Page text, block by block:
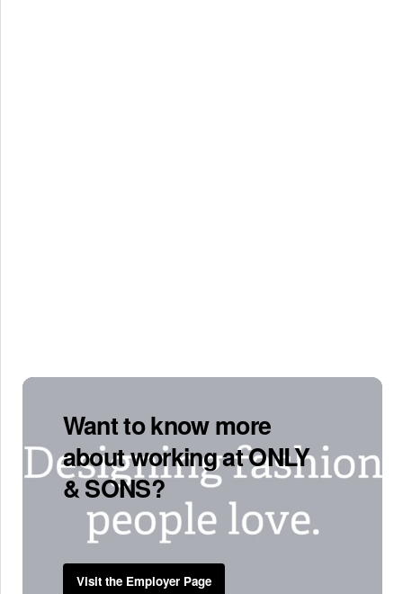
Want to know more
about working at ONLY
& SONS?
Visit the Employer Page